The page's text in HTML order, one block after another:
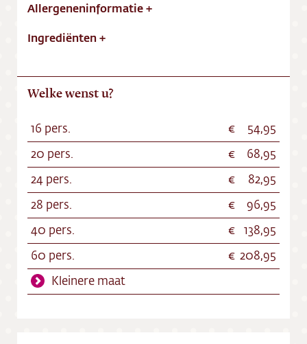
Allergeneninformatie+
Ingrediënten +
Welke wenst u?
16 pers.
54,95
20 pers.
68,95
24 pers.
82,95
28 pers.
96,95
40 pers.
138,95
60 pers.
208,95
Kleinere maat